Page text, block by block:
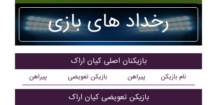
رخداد های بازی
بازیکنان اصلی کیان اراک
نام بازیکن پیراهن بازیکن تعویضی پیراهن
بازیکن تعویضی کیان اراک